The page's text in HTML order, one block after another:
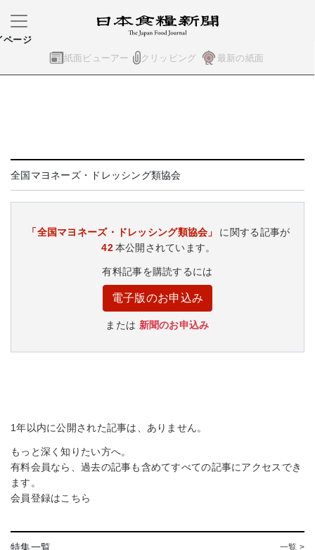
紙面ビューアー クリッピング 最新の紙面
ページ
全国マヨネーズ・ドレッシング類協会
「全国マヨネーズ・ドレッシング類協会」
に関する記事が
42本公開されています。
有料記事を購読するには
電子版のお申込み
または 新聞のお申込み
1年以内に公開された記事は、ありません。
もっと深く知りたい方へ。
有料会員なら、過去の記事も含めてすべての記事にアクセスでき
ます。
会員登録はこちら
特集一覧 一覧 >